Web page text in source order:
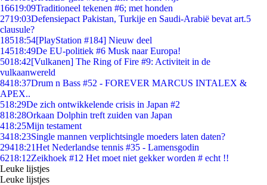
16619:09Traditioneel tekenen #6; met honden
2719:03Defensiepact Pakistan, Turkije en Saudi-Arabië bevat art.5
clausule?
18518:54[PlayStation #184] Nieuw deel
14518:49De EU-politiek #6 Musk naar Europa!
5018:42[Vulkanen] The Ring of Fire #9: Activiteit in de
vulkaanwereld
8418:37Drum n Bass #52 - FOREVER MARCUS INTALEX &
APEX..
518:29De zich ontwikkelende crisis in Japan #2
818:28Orkaan Dolphin treft zuiden van Japan
418:25Mijn testament
3418:23Single mannen verplichtsingle moeders laten daten?
29418:21Het Nederlandse tennis #35 - Lamensgodin
6218:12Zeikhoek #12 Het moet niet gekker worden # echt !!
Leuke lijstjes
Leuke lijstjes